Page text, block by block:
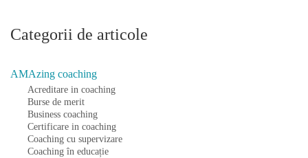
Categorii de articole
AMAzing coaching
Acreditare in coaching
Burse de merit
Business coaching
Certificare in coaching
Coaching cu supervizare
Coaching în educație